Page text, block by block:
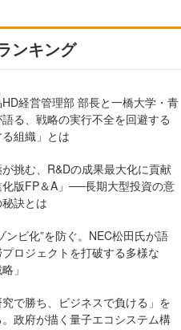
ンキング
HD経営管理部 部長と一橋大学・青
る、戦略の実行不全を回避する
る組織」とは
挑む、R&Dの成果最大化に貢献
版FP＆A」──長期大型投資の意
訣とは
ンビ化”を防ぐ。NEC松田氏が語
ロジェクトを打破する多様な
」
究で勝ち、ビジネスで負ける」を
政府が描く量子エコシステム構